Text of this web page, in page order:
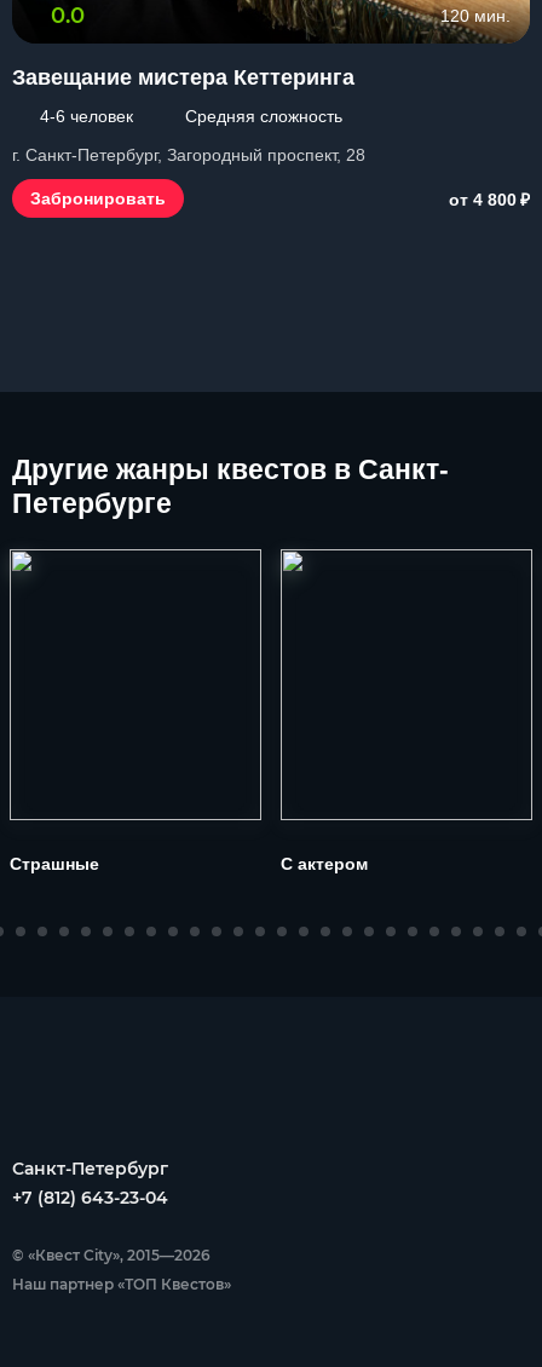
0.0 120 мин.
Завещание мистера Кеттеринга
4-6 человек
Средняя сложность
г. Санкт-Петербург, Загородный проспект, 28
Забронировать от 4 800₽
Другие жанры квестов в Санкт-
Петербурге
Страшные С актером
Санкт-Петербург
+7 (812) 643-23-04
© «Квест City», 2015—2026
Наш партнер «ТОП Квестов»